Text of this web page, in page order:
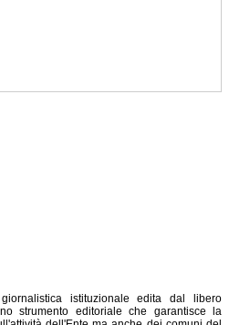
istituzionale edita dal libero
strumento editoriale che garantisce la